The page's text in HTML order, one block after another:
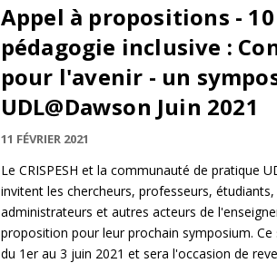
Appel à propositions - 10
pédagogie inclusive :
pour l'avenir - un
UDL@Dawson Juin 2021
11 FÉVRIER 2021
Le CRISPESH et la communauté de pratique
invitent les chercheurs, professeurs,
administrateurs et autres acteurs de
proposition pour leur prochain symposium.
du 1er au 3 juin 2021 et sera l'occasion de